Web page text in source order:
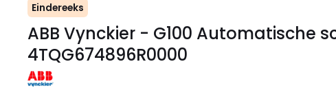
Eindereeks
ABB Vynckier - G100 Automatische
4TQG674896R0000